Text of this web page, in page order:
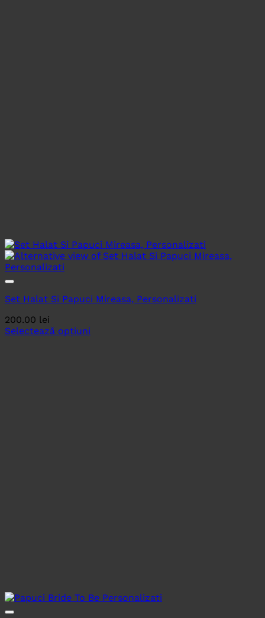
Set Halat Si Papuci Mireasa, Personalizati
200.00 lei
Selectează opțiuni